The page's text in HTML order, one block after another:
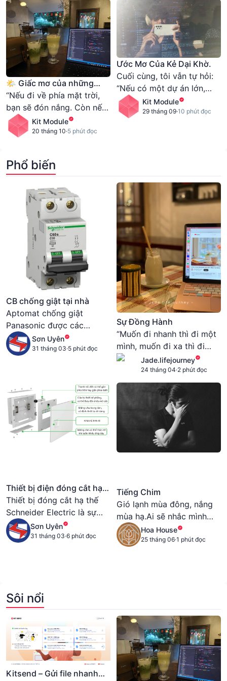
phải, và có thể hữu ích cho
bạn.
🌤️ Giấc mơ của những
Indie Coder
“Nếu đi về phía mặt trời,
bạn sẽ đón nắng. Còn nếu
đi ngược phía mặt trời,
ánh sáng vẫn sẽ dõi theo.”
Kit Module
20 tháng 10·5 phút đọc
Ước Mơ Của Kẻ Dại Khờ.
Cuối cùng, tôi vẫn tự hỏi:
“Nếu có một dự án lớn,
mình sẽ làm gì?”. Tôi chẳng
có gì ngoài những nợ nần
tiếp tục.
Kit Module
29 tháng 09·10 phút đọc
Phổ biến
CB chống giật tại nhà
Aptomat chống giật
Panasonic được các
chuyên gia đánh giá có độ
chính xác cao, độ nhạy và
mạch nhanh nên quyết
định đến độ an toàn của
sản phẩm khi xảy ra sự cố
như: chập điện, cháy nổ,
quá tải,
Sơn Uyên
31 tháng 03·5 phút đọc
Thiết bị điện đóng cắt hạ
thế Schneider Electric
Thiết bị đóng cắt hạ thế
Schneider Electric là sự
lựa chọn hoàn hảo khi
thiết lập hệ thống điện
Sơn Uyên
31 tháng 03·6 phút đọc
Sự Đồng Hành
“Muốn đi nhanh thì đi một
mình, muốn đi xa thì đi
cùng nhau”. Nhưng! Đi
cùng ai mới là quan trọng?
Jade.lifejourney
24 tháng 04·2 phút đọc
Tiếng Chim
Gió lạnh mùa đông, nắng
mùa hạ.Ai sẽ nhắc mình
phải ăn cơm.Mùi hương
bếp cũ mang hơi ấm.Như
Hoa House
25 tháng 06·1 phút đọc
Sôi nổi
Kitsend – Gửi file nhanh